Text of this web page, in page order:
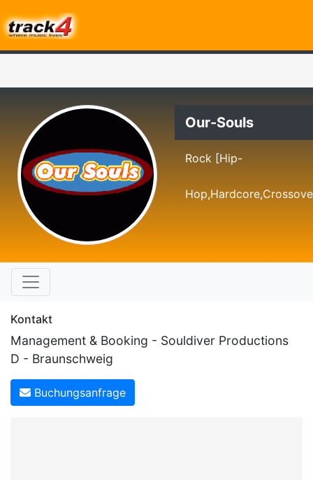
Our-Souls
Rock [Hip-
Kontakt
Management & Booking - Souldiver Productions
D - Braunschweig
Buchungsanfrage